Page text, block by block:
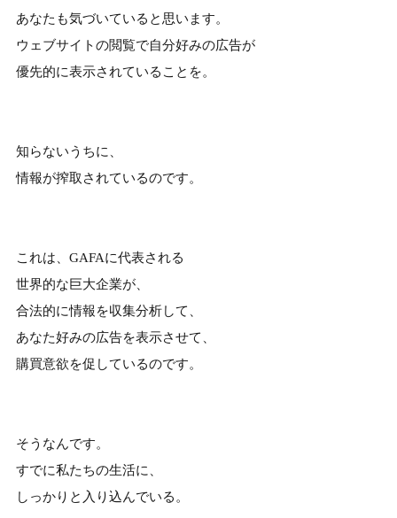
あなたも気づいていると思います。
ウェブサイトの閲覧で自分好みの広告が
優先的に表示されていることを。
知らないうちに、
情報が搾取されているのです。
これは、GAFAに代表される
世界的な巨大企業が、
合法的に情報を収集分析して、
あなた好みの広告を表示させて、
購買意欲を促しているのです。
そうなんです。
すでに私たちの生活に、
しっかりと入り込んでいる。